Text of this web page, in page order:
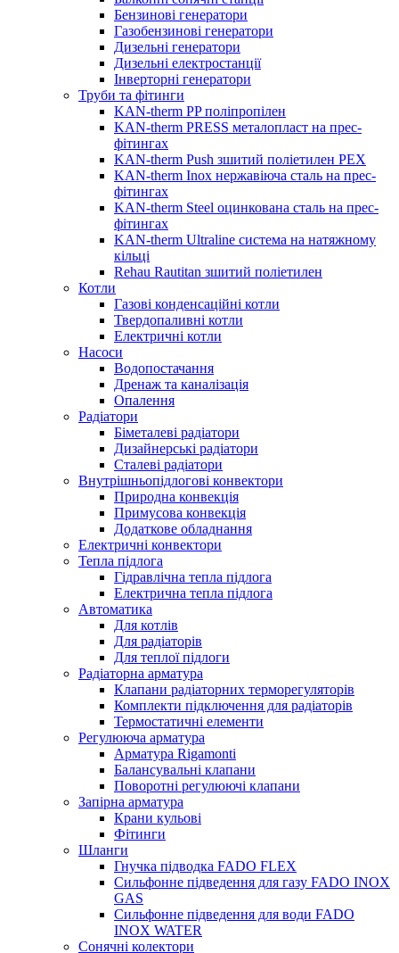
Бензинові генератори
Газобензинові генератори
Дизельні генератори
Дизельні електростанції
Інверторні генератори
Труби та фітинги
KAN-therm PP поліпропілен
KAN-therm PRESS металопласт на прес-
фітингах
KAN-therm Push зшитий поліетилен PEX
KAN-therm Inox нержавіюча сталь на прес-
фітингах
KAN-therm Steel оцинкована сталь на прес-
фітингах
KAN-therm Ultraline система на натяжному
кільці
Rehau Rautitan зшитий поліетилен
Котли
Газові конденсаційні котли
Твердопаливні котли
Електричні котли
Насоси
Водопостачання
Дренаж та каналізація
Опалення
Радіатори
Біметалеві радіатори
Дизайнерські радіатори
Сталеві радіатори
Внутрішньопідлогові конвектори
Природна конвекція
Примусова конвекція
Додаткове обладнання
Електричні конвектори
Тепла підлога
Гідравлічна тепла підлога
Електрична тепла підлога
Автоматика
Для котлів
Для радіаторів
Для теплої підлоги
Радіаторна арматура
Клапани радіаторних терморегуляторів
Комплекти підключення для радіаторів
Термостатичні елементи
Регулююча арматура
Арматура Rigamonti
Балансувальні клапани
Поворотні регулюючі клапани
Запірна арматура
Крани кульові
Фітинги
Шланги
Гнучка підводка FADO FLEX
Сильфонне підведення для газу FADO INOX
GAS
Сильфонне підведення для води FADO
INOX WATER
Сонячні колектори